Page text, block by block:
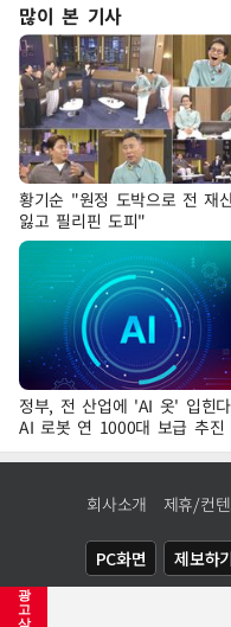
광
고
삭
많이 본 기사
황기순 "원정 도박으로 전 재
잃고 필리핀 도피"
정부, 전 산업에 'AI 옷' 입힌
AI 로봇 연 1000대 보급 추진
회사소개 제휴/컨
PC화면 제보하